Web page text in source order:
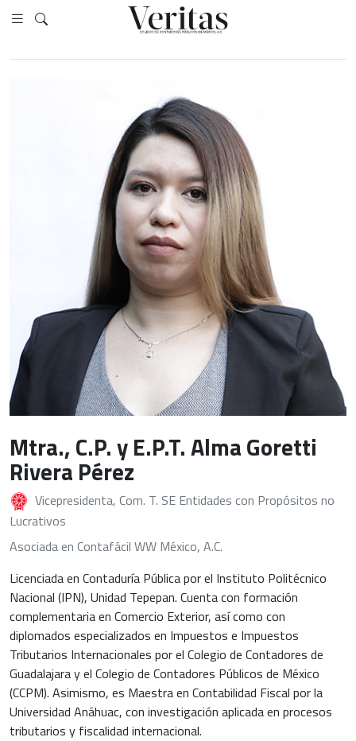
Mtra., C.P. y E.P.T. Alma Goretti
Rivera Pérez
Vicepresidenta, Com. T. SE Entidades con Propósitos no
Lucrativos
Asociada en Contafácil WW México, A.C.
Licenciada en Contaduría Pública por el Instituto Politécnico
Nacional (IPN), Unidad Tepepan. Cuenta con formación
complementaria en Comercio Exterior, así como con
diplomados especializados en Impuestos e Impuestos
Tributarios Internacionales por el Colegio de Contadores de
Guadalajara y el Colegio de Contadores Públicos de México
(CCPM). Asimismo, es Maestra en Contabilidad Fiscal por la
Universidad Anáhuac, con investigación aplicada en procesos
tributarios y fiscalidad internacional.